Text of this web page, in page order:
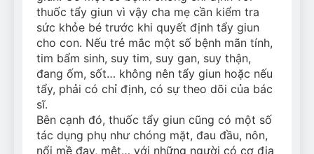
thuốc tẩy giun vì vậy cha mẹ cần kiểm tra
sức khỏe bé trước khi quyết định tẩy giun
cho con. Nếu trẻ mắc một số bệnh mãn tính,
tim bẩm sinh, suy tim, suy gan, suy thận,
đang ốm, sốt… không nên tẩy giun hoặc nếu
tẩy, phải có chỉ định, có sự theo dõi của bác
sĩ.
Bên cạnh đó, thuốc tẩy giun cũng có một số
tác dụng phụ như chóng mặt, đau đầu, nôn,
nổi mề đay, mệt… với những người có cơ địa